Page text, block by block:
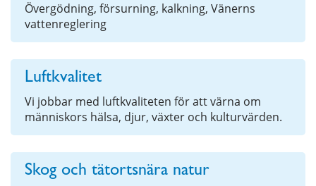
Övergödning, försurning, kalkning, Vänerns
vattenreglering
Luftkvalitet
Vi jobbar med luftkvaliteten för att värna om
människors hälsa, djur, växter och kulturvärden.
Skog och tätortsnära natur